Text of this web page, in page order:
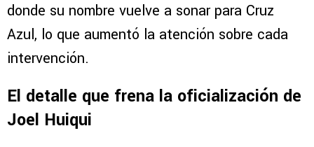
donde su nombre vuelve a sonar para Cruz
Azul, lo que aumentó la atención sobre cada
intervención.
El detalle que frena la oficialización de
Joel Huiqui